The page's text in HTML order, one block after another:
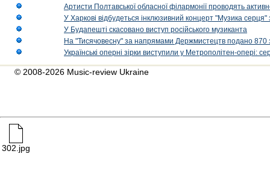
Артисти Полтавської обласної філармонії проводять
У Харкові відбудеться інклюзивний концерт "Музика
У Будапешті скасовано виступ російського музиканта
На "Тисячовесну" за напрямами Держмистецтв подано 870
Українські оперні зірки виступили у Метрополітен-опері:
© 2008-2026 Music-review Ukraine
302.jpg